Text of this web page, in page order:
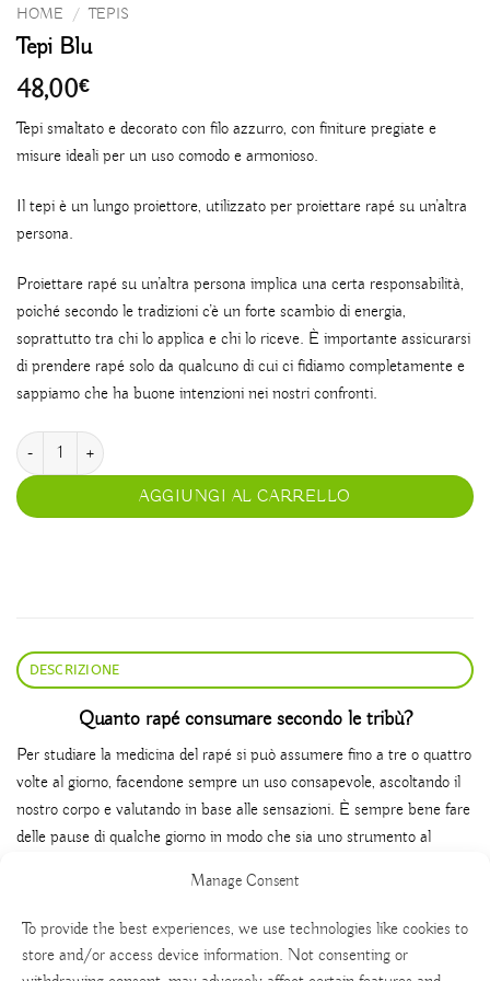
Manage Consent
To provide the best experiences, we use technologies like cookies to
store and/or access device information. Not consenting or
HOME / TEPIS
Tepi Blu
48,00€
Tepi smaltato e decorato con filo azzurro, con finiture pregiate e
misure ideali per un uso comodo e armonioso.
Il tepi è un lungo proiettore, utilizzato per proiettare rapé su un’altra
persona.
Proiettare rapé su un’altra persona implica una certa responsabilità,
poiché secondo le tradizioni c’è un forte scambio di energia,
soprattutto tra chi lo applica e chi lo riceve. È importante assicurarsi
di prendere rapé solo da qualcuno di cui ci fidiamo completamente e
sappiamo che ha buone intenzioni nei nostri confronti.
Tepi Blu quantità
AGGIUNGI AL CARRELLO
DESCRIZIONE
Quanto rapé consumaresecondo le tribù?
Per studiare la medicina del rapé si può assumere fino a tre o quattro
volte al giorno, facendone sempre un uso consapevole, ascoltando il
nostro corpo e valutando in base alle sensazioni. È sempre bene fare
delle pause di qualche giorno in modo che sia uno strumento al